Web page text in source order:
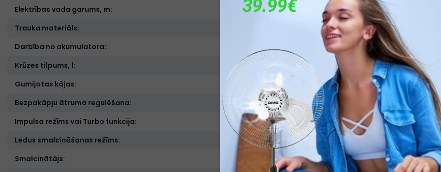
Elektrības vada garums, m:
1,8
Trauka materiāls:
Darbība no akumulatora:
Krūzes tilpums, l:
0,6
Gumijotas kājas:
Bezpakāpju ātruma regulēšana:
Nav
Impulsa režīms vai Turbo funkcija:
Ir
Ledus smalcināšanas režīms:
ir
Smalcinātājs: